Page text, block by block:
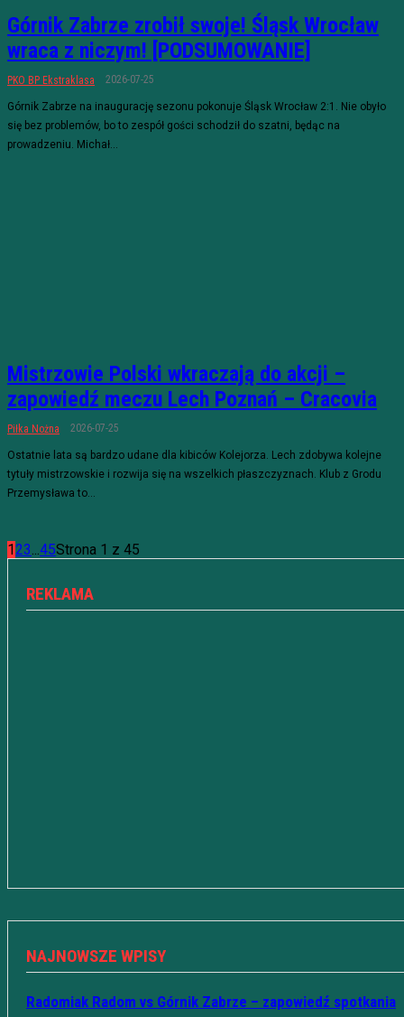
Górnik Zabrze zrobił swoje! Śląsk Wrocław
wraca z niczym! [PODSUMOWANIE]
PKO BP Ekstraklasa 2026-07-25
Górnik Zabrze na inaugurację sezonu pokonuje Śląsk Wrocław 2:1. Nie obyło
się bez problemów, bo to zespół gości schodził do szatni, będąc na
prowadzeniu. Michał...
Mistrzowie Polski wkraczają do akcji –
zapowiedź meczu Lech Poznań – Cracovia
Piłka Nożna 2026-07-25
Ostatnie lata są bardzo udane dla kibiców Kolejorza. Lech zdobywa kolejne
tytuły mistrzowskie i rozwija się na wszelkich płaszczyznach. Klub z Grodu
Przemysława to...
123 45Strona 1 z 45
REKLAMA
NAJNOWSZE WPISY
Radomiak Radom vs Górnik Zabrze – zapowiedź spotkania